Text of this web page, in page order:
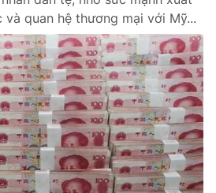
Infographic
Shorts video
VTV Thể thao
Bất động sản
và quan hệ thương mại với Mỹ...